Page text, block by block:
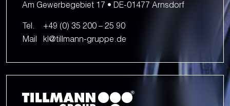
Am Gewerbegebiet 17 • DE-01477 Arnsdorf
Tel.
+49 (0) 35 200 – 25 90
Mail
kl@tillmann-gruppe.de